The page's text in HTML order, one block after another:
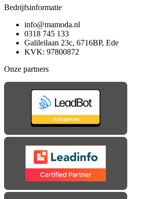
Bedrijfsinformatie
info@mamoda.nl
0318 745 133
Galileilaan 23c, 6716BP, Ede
KVK: 97800872
Onze partners